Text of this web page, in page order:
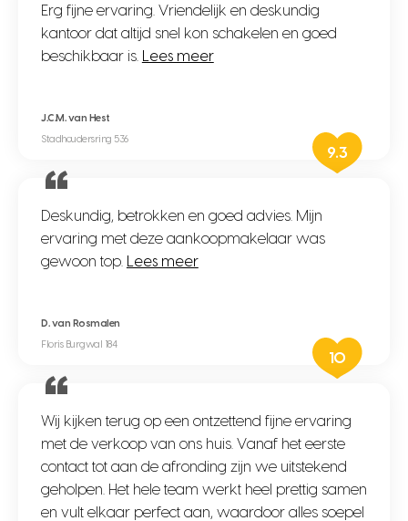
Erg fijne ervaring. Vriendelijk en deskundig
kantoor dat altijd snel kon schakelen en goed
beschikbaar is.
Lees meer
J.C.M. van Hest
Stadhoudersring 536
9.3
Deskundig, betrokken en goed advies. Mijn
ervaring met deze aankoopmakelaar was
gewoon top.
Lees meer
D. van Rosmalen
Floris Burgwal 184
10
Wij kijken terug op een ontzettend fijne ervaring
met de verkoop van ons huis. Vanaf het eerste
contact tot aan de afronding zijn we uitstekend
geholpen. Het hele team werkt heel prettig samen
en vult elkaar perfect aan, waardoor alles soepel